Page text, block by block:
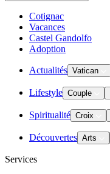
Cotignac
Vacances
Castel Gandolfo
Adoption
Actualités Vatican
Lifestyle Couple
Spiritualité Croix
Découvertes Arts
Services